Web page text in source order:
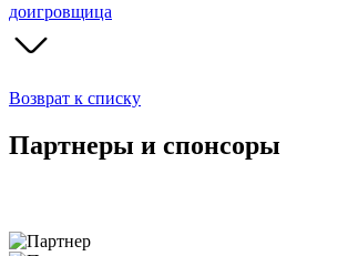
доигровщица
Возврат к списку
Партнеры и спонсоры